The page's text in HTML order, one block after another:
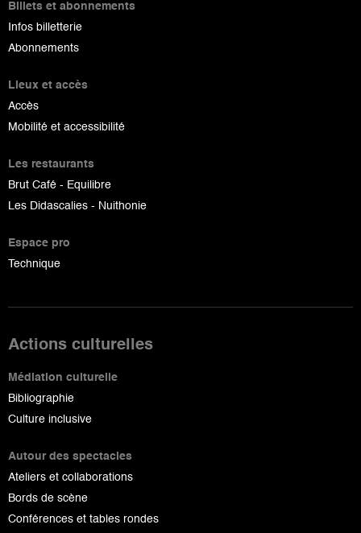
Billets et abonnements
Infos billetterie
Abonnements
Lieux et accès
Accès
Mobilité et accessibilité
Les restaurants
Brut Café - Equilibre
Les Didascalies - Nuithonie
Espace pro
Technique
Actions culturelles
Médiation culturelle
Bibliographie
Culture inclusive
Autour des spectacles
Ateliers et collaborations
Bords de scène
Conférences et tables rondes